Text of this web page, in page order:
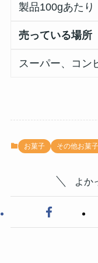
製品100gあたり
売っている場所
スーパー、コン
お菓子 その他お菓子
よか